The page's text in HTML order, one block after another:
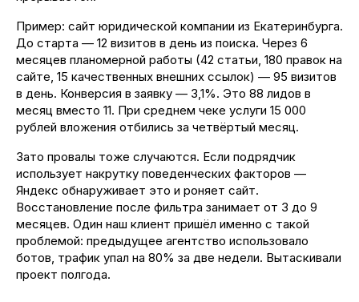
Пример: сайт юридической компании из Екатеринбурга.
До старта — 12 визитов в день из поиска. Через 6
месяцев планомерной работы (42 статьи, 180 правок на
сайте, 15 качественных внешних ссылок) — 95 визитов
в день. Конверсия в заявку — 3,1%. Это 88 лидов в
месяц вместо 11. При среднем чеке услуги 15 000
рублей вложения отбились за четвёртый месяц.
Зато провалы тоже случаются. Если подрядчик
использует накрутку поведенческих факторов —
Яндекс обнаруживает это и роняет сайт.
Восстановление после фильтра занимает от 3 до 9
месяцев. Один наш клиент пришёл именно с такой
проблемой: предыдущее агентство использовало
ботов, трафик упал на 80% за две недели. Вытаскивали
проект полгода.